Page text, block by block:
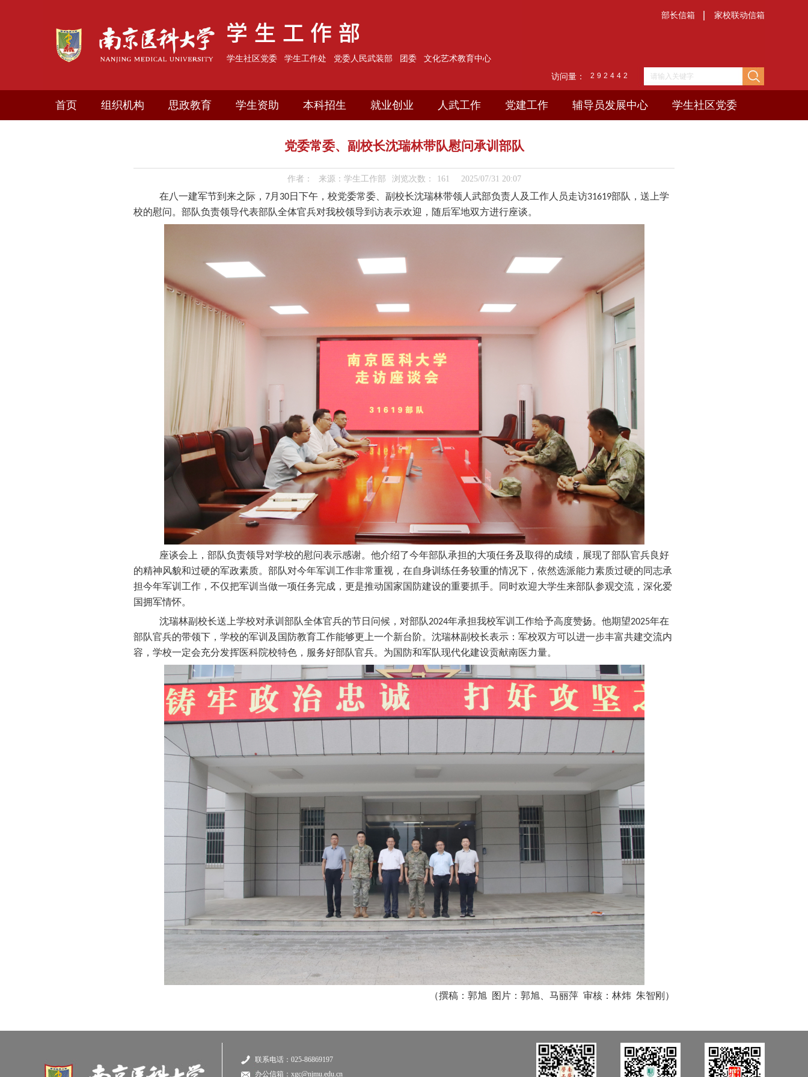
学生社区党委 学生工作处 党委人民武装部 团委 文化艺术教育中心
部长信箱 家校联动信箱
访问量： 2 9 2 4 4 2
首页 组织机构 思政教育 学生资助 本科招生 就业创业 人武工作 党建工作 辅导员发展中心 学生社区党委
党委常委、副校长沈瑞林带队慰问承训部队
作者： 来源：学生工作部 浏览次数： 161 2025/07/31 20:07
在八一建军节到来之际，7月 30日下午，校党委常委、副校长沈瑞林带领人武部负责人及工作人员走访31619部队，送上学
校的慰问。部队负责领导代表部队全体官兵对我校领导到访表示欢迎， 随后军地双方进行座谈。
座谈会上， 部队负责领导对学校的慰问表示感谢。他介绍了今年部队承担的大项任务及取得的成绩，展现了部队官兵良好
的精神风貌和过硬的军政素质。部队对今年军训工作非常重视，在自身训练任务较重的情况下，依然选派能力素质过硬的同志承
担今年军训工作，不仅把军训当做一项任务完成，更是推动国家国防建设的重要抓手。同时欢迎大学生来部队参观交流，深化爱
国拥军情怀。
沈瑞林副校长送上学校对承训部队全体官兵的节日问候 ， 对部队2024年承担我校军训工作给予高度赞扬。他期望2025年在
部队官兵的带领下，学校的军训及国防教育工作能够更上一个新台阶。沈瑞林副校长表示 ： 军校双方可以进一步丰富共建交流内
容，学校一定会充分发挥医科院校特色，服务好部队官兵。为国防和军队现代化建设贡献南医力量。
（撰稿：郭旭 图片：郭旭、马丽萍 审核： 林炜 朱智刚 ）
联系电话：025-86869197
办公信箱：xgc@njmu.edu.cn